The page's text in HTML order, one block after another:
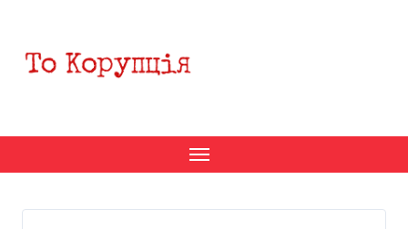
содержанию